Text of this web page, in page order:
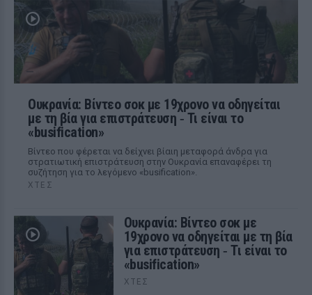
Ουκρανία: Βίντεο σοκ με 19χρονο να οδηγείται
με τη βία για επιστράτευση ‑ Τι είναι το
«busification»
Βίντεο που φέρεται να δείχνει βίαιη μεταφορά άνδρα για
στρατιωτική επιστράτευση στην Ουκρανία επαναφέρει τη
συζήτηση για το λεγόμενο «busification».
ΧΤΕΣ
Ουκρανία: Βίντεο σοκ με
19χρονο να οδηγείται με τη βία
για επιστράτευση ‑ Τι είναι το
«busification»
ΧΤΕΣ